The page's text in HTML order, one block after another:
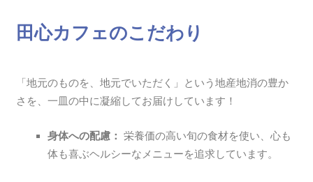
田心カフェのこだわり
「地元のものを、地元でいただく」という地産地消の豊か
さを、一皿の中に凝縮してお届けしています！
身体への配慮： 栄養価の高い旬の食材を使い、心も
体も喜ぶヘルシーなメニューを追求しています。